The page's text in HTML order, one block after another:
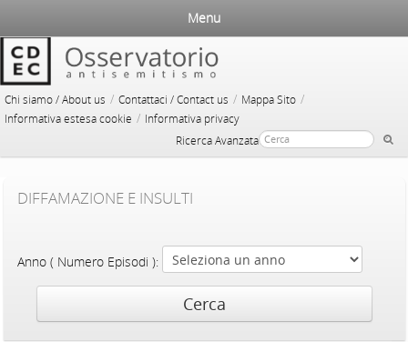
Chi siamo / About us / Contattaci / Contact us / Mappa Sito /
Informativa estesa cookie / Informativa privacy
Ricerca Avanzata
Menu
DIFFAMAZIONE E INSULTI
Anno ( Numero Episodi ):